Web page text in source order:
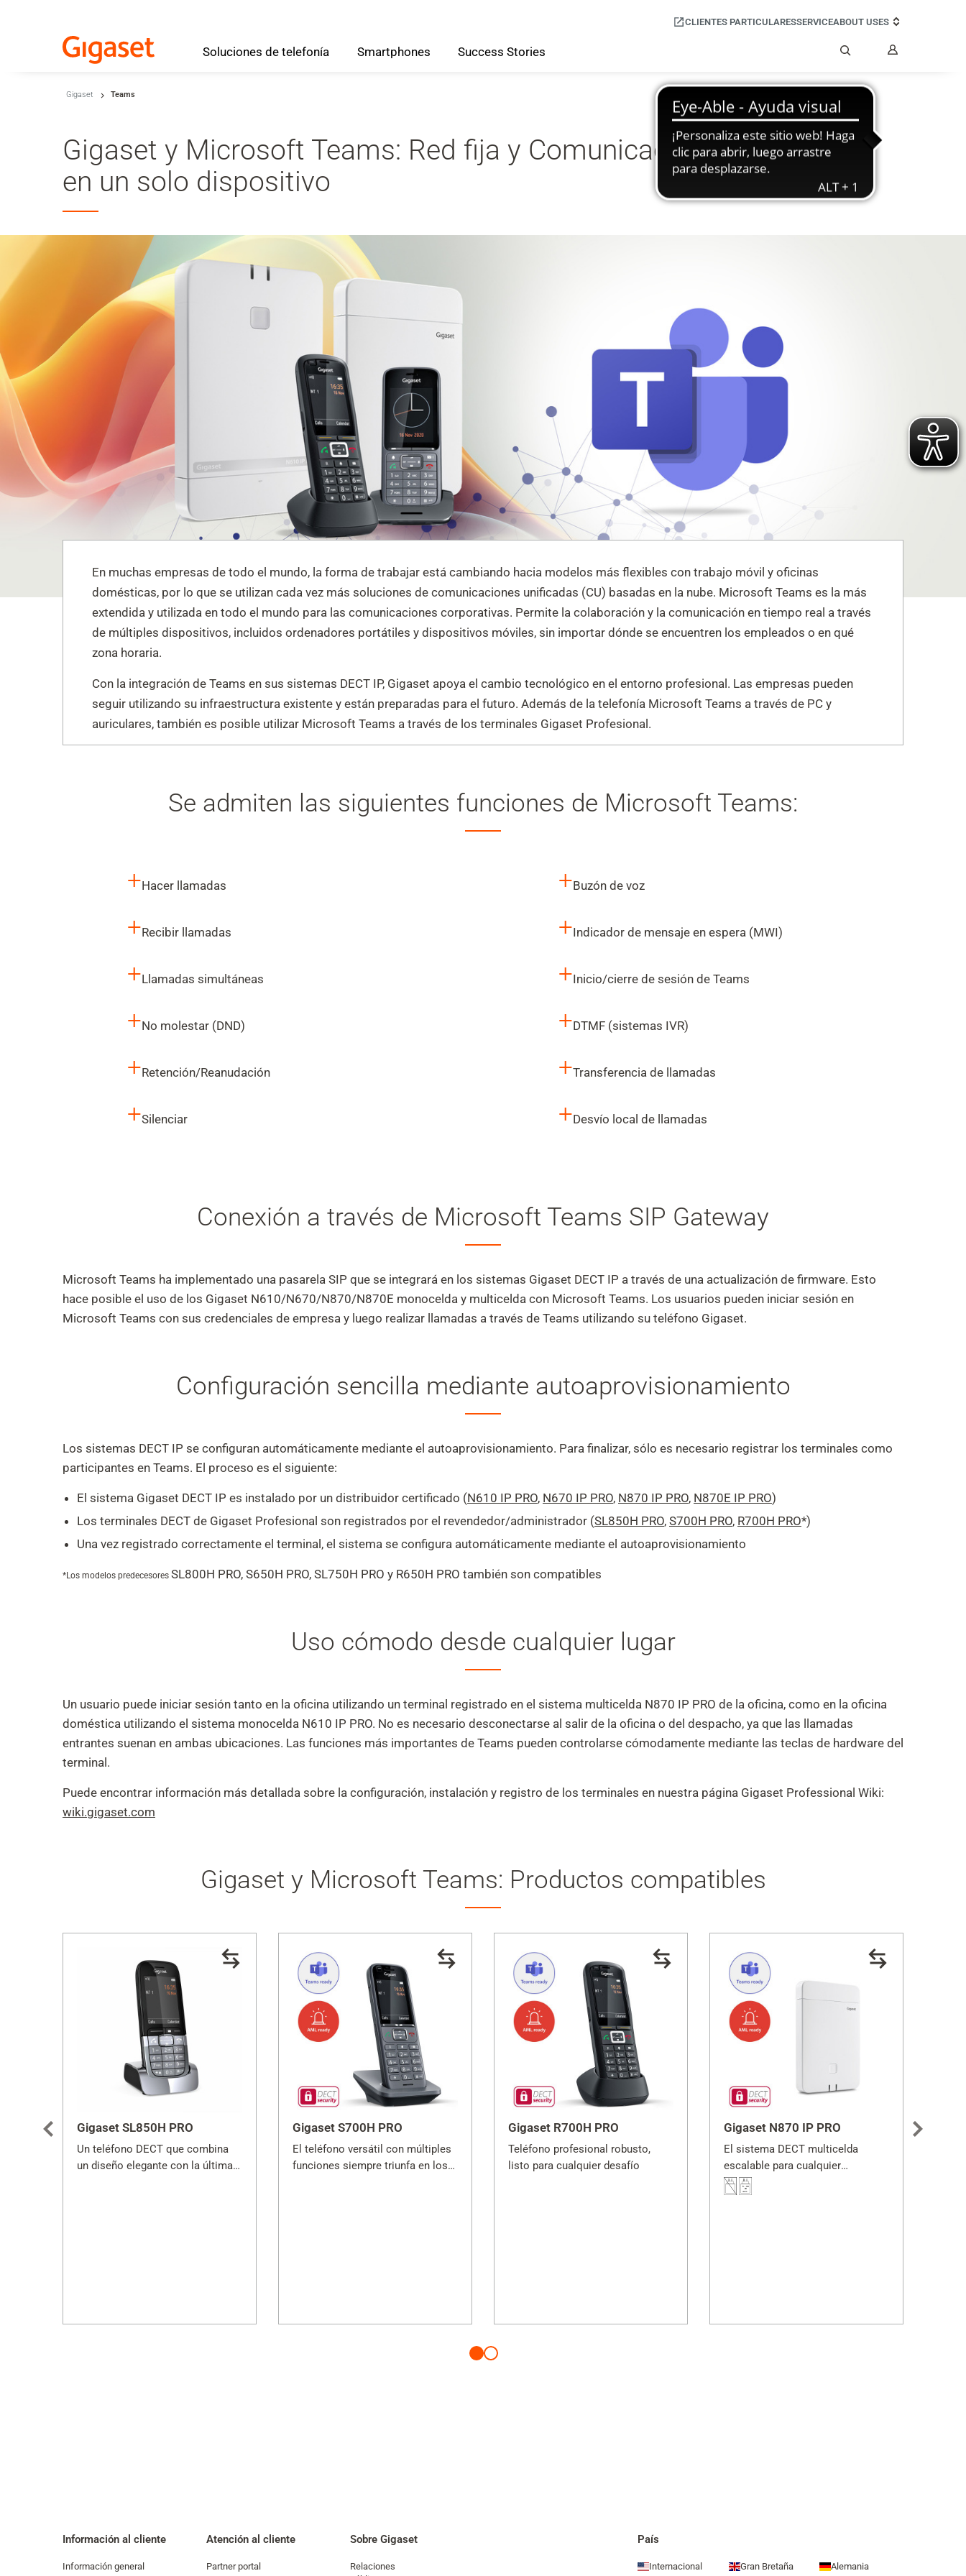
Skip to main content
Saltar a la búsqueda
Skip to Cookie Configuration
Cart
Shift+Alt+C
CLIENTES PARTICULARESSERVICEABOUT USES
Soluciones de telefonía Smartphones Success Stories
Gigaset Teams
Gigaset y Microsoft Teams: Red fija y Comunicaciones Unificadas
en un solo dispositivo
En muchas empresas de todo el mundo, la forma de trabajar está cambiando hacia modelos más flexibles con trabajo móvil y oficinas
domésticas, por lo que se utilizan cada vez más soluciones de comunicaciones unificadas (CU) basadas en la nube. Microsoft Teams es la más
extendida y utilizada en todo el mundo para las comunicaciones corporativas. Permite la colaboración y la comunicación en tiempo real a través
de múltiples dispositivos, incluidos ordenadores portátiles y dispositivos móviles, sin importar dónde se encuentren los empleados o en qué
zona horaria.
Con la integración de Teams en sus sistemas DECT IP, Gigaset apoya el cambio tecnológico en el entorno profesional. Las empresas pueden
seguir utilizando su infraestructura existente y están preparadas para el futuro. Además de la telefonía Microsoft Teams a través de PC y
auriculares, también es posible utilizar Microsoft Teams a través de los terminales Gigaset Profesional.
Se admiten las siguientes funciones de Microsoft Teams:
+Hacer llamadas +Buzón de voz
+Recibir llamadas +Indicador de mensaje en espera (MWI)
+Llamadas simultáneas +Inicio/cierre de sesión de Teams
+No molestar (DND) +DTMF (sistemas IVR)
+Retención/Reanudación +Transferencia de llamadas
+Silenciar +Desvío local de llamadas
Conexión a través de Microsoft Teams SIP Gateway
Microsoft Teams ha implementado una pasarela SIP que se integrará en los sistemas Gigaset DECT IP a través de una actualización de firmware. Esto
hace posible el uso de los Gigaset N610/N670/N870/N870E monocelda y multicelda con Microsoft Teams. Los usuarios pueden iniciar sesión en
Microsoft Teams con sus credenciales de empresa y luego realizar llamadas a través de Teams utilizando su teléfono Gigaset.
Configuración sencilla mediante autoaprovisionamiento
Los sistemas DECT IP se configuran automáticamente mediante el autoaprovisionamiento. Para finalizar, sólo es necesario registrar los terminales como
participantes en Teams. El proceso es el siguiente:
El sistema Gigaset DECT IP es instalado por un distribuidor certificado (N610 IP PRO, N670 IP PRO, N870 IP PRO, N870E IP PRO)
Los terminales DECT de Gigaset Profesional son registrados por el revendedor/administrador (SL850H PRO, S700H PRO, R700H PRO*)
Una vez registrado correctamente el terminal, el sistema se configura automáticamente mediante el autoaprovisionamiento
*Los modelos predecesores SL800H PRO, S650H PRO, SL750H PRO y R650H PRO también son compatibles
Uso cómodo desde cualquier lugar
Un usuario puede iniciar sesión tanto en la oficina utilizando un terminal registrado en el sistema multicelda N870 IP PRO de la oficina, como en la oficina
doméstica utilizando el sistema monocelda N610 IP PRO. No es necesario desconectarse al salir de la oficina o del despacho, ya que las llamadas
entrantes suenan en ambas ubicaciones. Las funciones más importantes de Teams pueden controlarse cómodamente mediante las teclas de hardware del
terminal.
Puede encontrar información más detallada sobre la configuración, instalación y registro de los terminales en nuestra página Gigaset Professional Wiki:
wiki.gigaset.com
Gigaset y Microsoft Teams: Productos compatibles
Gigaset SL850H PRO
Un teléfono DECT que combina
un diseño elegante con la última
Gigaset S700H PRO
El teléfono versátil con múltiples
funciones siempre triunfa en los
Gigaset R700H PRO
Teléfono profesional robusto,
listo para cualquier desafío
Gigaset N870 IP PRO
El sistema DECT multicelda
escalable para cualquier
organización
Información al cliente
Información general
Atención al cliente
Partner portal
Sobre Gigaset
Relaciones
País
Internacional Gran Bretaña Alemania